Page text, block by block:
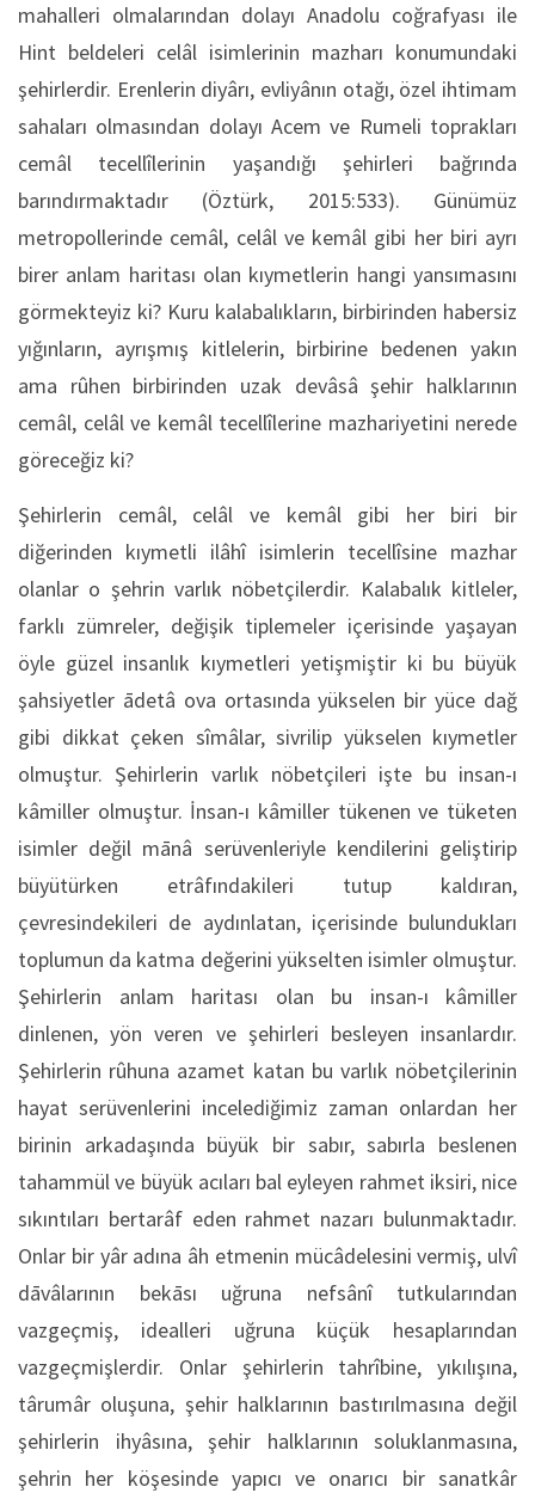
mahalleri olmalarından dolayı Anadolu coğrafyası ile
Hint beldeleri celâl isimlerinin mazharı konumundaki
şehirlerdir. Erenlerin diyârı, evliyânın otağı, özel ihtimam
sahaları olmasından dolayı Acem ve Rumeli toprakları
cemâl tecellîlerinin yaşandığı şehirleri bağrında
barındırmaktadır (Öztürk, 2015:533). Günümüz
metropollerinde cemâl, celâl ve kemâl gibi her biri ayrı
birer anlam haritası olan kıymetlerin hangi yansımasını
görmekteyiz ki? Kuru kalabalıkların, birbirinden habersiz
yığınların, ayrışmış kitlelerin, birbirine bedenen yakın
ama rûhen birbirinden uzak devâsâ şehir halklarının
cemâl, celâl ve kemâl tecellîlerine mazhariyetini nerede
göreceğiz ki?
Şehirlerin cemâl, celâl ve kemâl gibi her biri bir
diğerinden kıymetli ilâhî isimlerin tecellîsine mazhar
olanlar o şehrin varlık nöbetçilerdir. Kalabalık kitleler,
farklı zümreler, değişik tiplemeler içerisinde yaşayan
öyle güzel insanlık kıymetleri yetişmiştir ki bu büyük
şahsiyetler ādetâ ova ortasında yükselen bir yüce dağ
gibi dikkat çeken sîmâlar, sivrilip yükselen kıymetler
olmuştur. Şehirlerin varlık nöbetçileri işte bu insan-ı
kâmiller olmuştur. İnsan-ı kâmiller tükenen ve tüketen
isimler değil mānâ serüvenleriyle kendilerini geliştirip
büyütürken etrâfındakileri tutup kaldıran,
çevresindekileri de aydınlatan, içerisinde bulundukları
toplumun da katma değerini yükselten isimler olmuştur.
Şehirlerin anlam haritası olan bu insan-ı kâmiller
dinlenen, yön veren ve şehirleri besleyen insanlardır.
Şehirlerin rûhuna azamet katan bu varlık nöbetçilerinin
hayat serüvenlerini incelediğimiz zaman onlardan her
birinin arkadaşında büyük bir sabır, sabırla beslenen
tahammül ve büyük acıları bal eyleyen rahmet iksiri, nice
sıkıntıları bertarâf eden rahmet nazarı bulunmaktadır.
Onlar bir yâr adına âh etmenin mücâdelesini vermiş, ulvî
dāvâlarının bekāsı uğruna nefsânî tutkularından
vazgeçmiş, idealleri uğruna küçük hesaplarından
vazgeçmişlerdir. Onlar şehirlerin tahrîbine, yıkılışına,
târumâr oluşuna, şehir halklarının bastırılmasına değil
şehirlerin ihyâsına, şehir halklarının soluklanmasına,
şehrin her köşesinde yapıcı ve onarıcı bir sanatkâr